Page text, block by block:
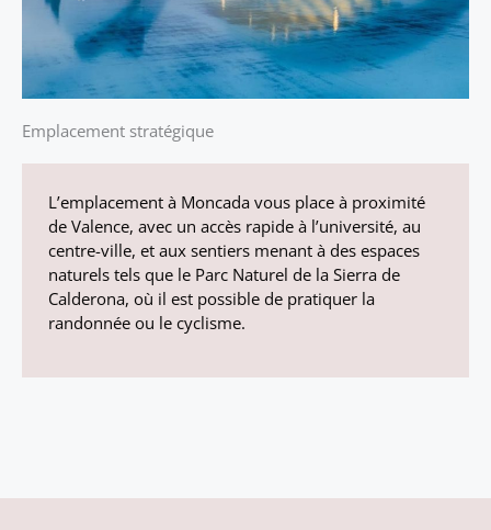
Emplacement stratégique
L’emplacement à Moncada vous place à proximité
de Valence, avec un accès rapide à l’université, au
centre-ville, et aux sentiers menant à des espaces
naturels tels que le Parc Naturel de la Sierra de
Calderona, où il est possible de pratiquer la
randonnée ou le cyclisme.